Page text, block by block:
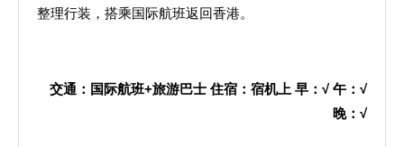
整理行装，搭乘国际航班返回香港。
交通：国际航班+旅游巴士 住宿：宿机上 早： √午： √
晚： √